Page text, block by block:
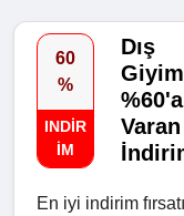
60
%
INDIR
IM
Dış
%60'a
Varan
En iyi indirim